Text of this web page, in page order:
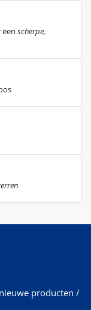
scherpe,
producten /